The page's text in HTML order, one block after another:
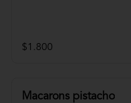
$1.800
Macarons pistacho